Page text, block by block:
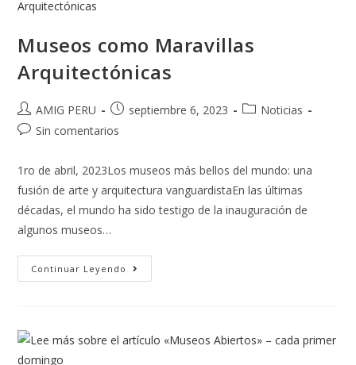
Museos como Maravillas
Arquitectónicas
AMIG PERU septiembre 6, 2023
Noticias
Sin comentarios
1ro de abril, 2023Los museos más bellos del mundo: una
fusión de arte y arquitectura vanguardistaEn las últimas
décadas, el mundo ha sido testigo de la inauguración de
algunos museos…
Continuar Leyendo